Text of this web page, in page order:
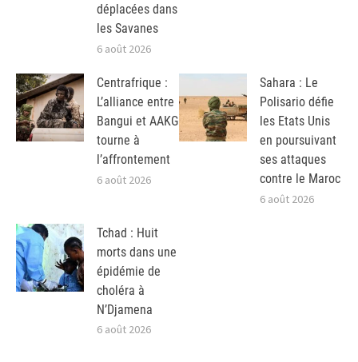
déplacées dans
les Savanes
6 août 2026
Centrafrique :
L’alliance entre
Bangui et AAKG
tourne à
l’affrontement
6 août 2026
Sahara : Le
Polisario défie
les Etats Unis
en poursuivant
ses attaques
contre le Maroc
6 août 2026
Tchad : Huit
morts dans une
épidémie de
choléra à
N’Djamena
6 août 2026